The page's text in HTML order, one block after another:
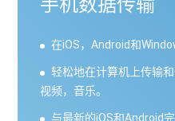
手机数据传输
在iOS，Android和
轻松地在计算机上传输
视频，音乐。
与最新的iOS和Android完